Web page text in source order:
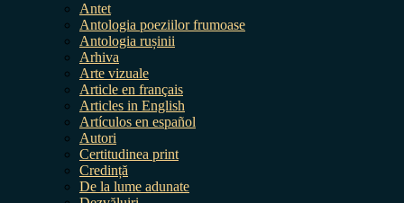
Antet
Antologia poeziilor frumoase
Antologia rușinii
Arhiva
Arte vizuale
Article en français
Articles in English
Artículos en español
Autori
Certitudinea print
Credință
De la lume adunate